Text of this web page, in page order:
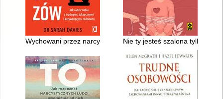
Wychowani przez narcyzów Nie ty jesteś szalona tylko